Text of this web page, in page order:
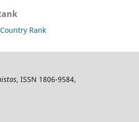
, ISSN 1806-9584,